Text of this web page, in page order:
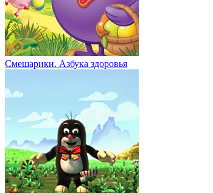
Смешарики. Азбука здоровья